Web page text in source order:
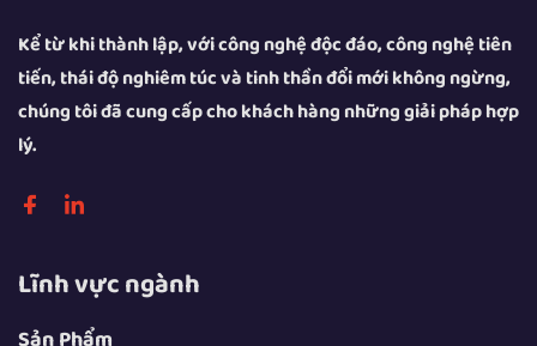
Kể từ khi thành lập, với công nghệ độc đáo, công nghệ tiên
tiến, thái độ nghiêm túc và tinh thần đổi mới không ngừng,
chúng tôi đã cung cấp cho khách hàng những giải pháp hợp
lý.
Lĩnh vực ngành